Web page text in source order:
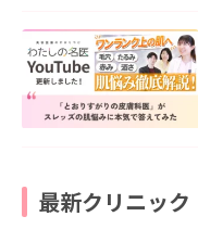
最新クリニック